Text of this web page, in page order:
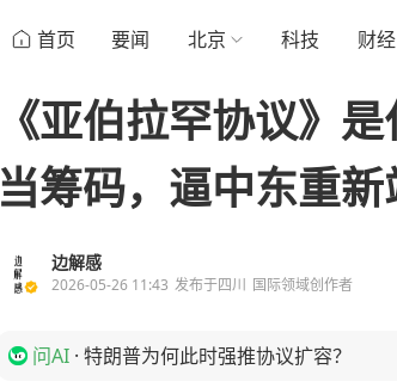
首页 要闻 北京 科技 财经
《亚伯拉罕协议》
当筹码，逼中东重
边解感
2026-05-26 11:43 发布于四川 国际领域创作者
问AI · 特朗普为何此时强推协议扩容？